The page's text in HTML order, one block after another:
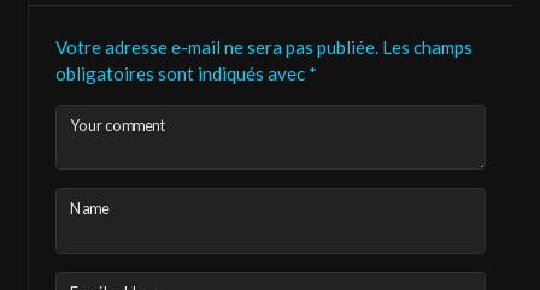
Votre adresse e-mail ne sera pas publiée. Les champs
obligatoires sont indiqués avec *
Your comment
Name